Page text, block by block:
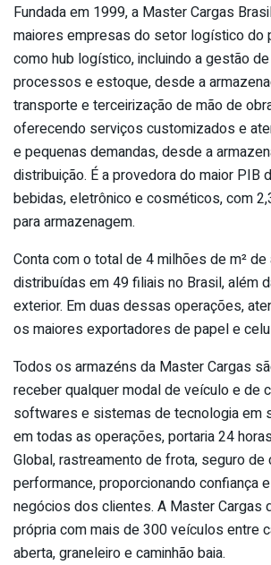
Fundada em 1999, a Master Cargas
maiores empresas do setor logístico do
como hub logístico, incluindo a gestão
processos e estoque, desde a
transporte e terceirização de mão de
oferecendo serviços customizados e
e pequenas demandas, desde a
distribuição. É a provedora do maior PIB
bebidas, eletrônico e cosméticos, com
para armazenagem.
Conta com o total de 4 milhões de m²
distribuídas em 49 filiais no Brasil, além
exterior. Em duas dessas operações,
os maiores exportadores de papel e
Todos os armazéns da Master Cargas
receber qualquer modal de veículo e de
softwares e sistemas de tecnologia em
em todas as operações, portaria 24
Global, rastreamento de frota, seguro de
performance, proporcionando confiança
negócios dos clientes. A Master Cargas
própria com mais de 300 veículos entre
aberta, graneleiro e caminhão baia.